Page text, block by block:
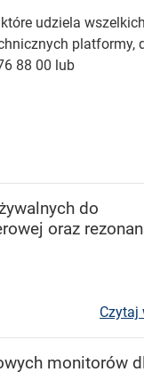
udziela wszelkich
platformy,
88 00 lub
do
oraz
Czytaj
monitorów